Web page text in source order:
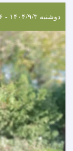
دوشنبه ۱۴۰۴/۹/۳ - ۱۵:۳۶